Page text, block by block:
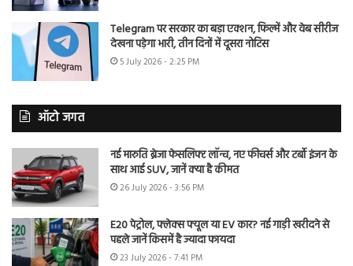
Telegram पर सरकार का बड़ा एक्शन, फिल्में और वेब सीरीज
देखना पड़ेगा भारी, तीन दिनों में दूसरा नोटिस
5 July 2026 - 2:25 PM
ऑटो जगत
नई मारुति ब्रेजा फेसलिफ्ट लॉन्च, नए फीचर्स और टर्बो इंजन के
साथ आई SUV, जानें क्या है कीमत
26 July 2026 - 3:56 PM
E20 पेट्रोल, फ्लेक्स फ्यूल या EV कार? नई गाड़ी खरीदने से
पहले जानें किसमें है ज्यादा फायदा
23 July 2026 - 7:41 PM